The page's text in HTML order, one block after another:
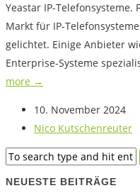
Yeastar IP-
Markt für IP-
gelichtet. Einige Anbieter
Enterprise-Systeme
more →
10. November 2024
Nico Kutschenreuter
NEUESTE BEITRÄGE